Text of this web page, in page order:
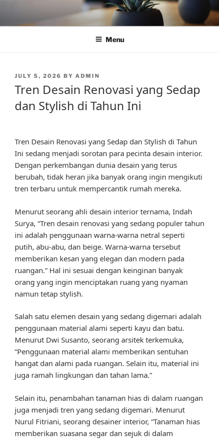
content
Menu
POSTED
JULY 5, 2026 BY ADMIN
Tren Desain Renovasi yang Sedap
dan Stylish di Tahun Ini
Tren Desain Renovasi yang Sedap dan Stylish di Tahun
Ini sedang menjadi sorotan para pecinta desain interior.
Dengan perkembangan dunia desain yang terus
berubah, tidak heran jika banyak orang ingin mengikuti
tren terbaru untuk mempercantik rumah mereka.
Menurut seorang ahli desain interior ternama, Indah
Surya, “Tren desain renovasi yang sedang populer tahun
ini adalah penggunaan warna-warna netral seperti
putih, abu-abu, dan beige. Warna-warna tersebut
memberikan kesan yang elegan dan modern pada
ruangan.” Hal ini sesuai dengan keinginan banyak
orang yang ingin menciptakan ruang yang nyaman
namun tetap stylish.
Salah satu elemen desain yang sedang digemari adalah
penggunaan material alami seperti kayu dan batu.
Menurut Dwi Susanto, seorang arsitek terkemuka,
“Penggunaan material alami memberikan sentuhan
hangat dan alami pada ruangan. Selain itu, material ini
juga ramah lingkungan dan tahan lama.”
Selain itu, penambahan tanaman hias di dalam ruangan
juga menjadi tren yang sedang digemari. Menurut
Nurul Fitriani, seorang desainer interior, “Tanaman hias
memberikan suasana segar dan sejuk di dalam